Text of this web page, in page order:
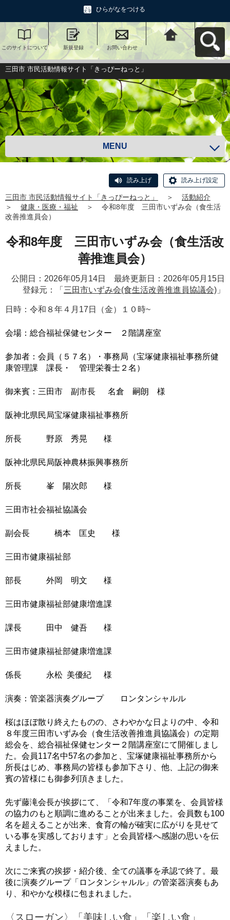
ひらがなをつける
このサイトについて 新規登録 お問い合わせ
三田市 市民活動情報
サイト「きっぴーね
っと」へ戻る
三田市 市民活動情報サイト「きっぴーねっと」
MENU
読み上げ 読み上げ設定
三田市 市民活動情報サイト「きっぴーねっと」 ＞
活動紹介
＞
健康・医療・福祉 ＞
令和8年度 三田市いずみ会（食生活
改善推進員会）
令和8年度 三田市いずみ会（食生活改
善推進員会）
公開日：2026年05月14日 最終更新日：2026年05月15日
登録元：「 三田市いずみ会(食生活改善推進員協議会) 」
日時：令和８年４月17日（金）１０時~
会場：総合福祉保健センター ２階講座室
参加者：会員（５７名）・事務局（宝塚健康福祉事務所健
康管理課 課長・ 管理栄養士２名）
御来賓：三田市 副市長 名倉 嗣朗 様
阪神北県民局宝塚健康福祉事務所
所長 野原 秀晃 様
阪神北県民局阪神農林振興事務所
所長 峯 陽次郎 様
三田市社会福祉協議会
副会長 橋本 匡史 様
三田市健康福祉部
部長 外岡 明文 様
三田市健康福祉部健康増進課
課長 田中 健吾 様
三田市健康福祉部健康増進課
係長 永松 美優紀 様
演奏：管楽器演奏グループ ロンタンシャルル
桜はほぼ散り終えたものの、さわやかな日よりの中、令和
８年度三田市いずみ会（食生活改善推進員協議会）の定期
総会を、総合福祉保健センター２階講座室にて開催しまし
た。会員117名中57名の参加と、宝塚健康福祉事務所から
所長はじめ、事務局の皆様も参加下さり、他、上記の御来
賓の皆様にも御参列頂きました。
先ず藤滝会長が挨拶にて、「令和7年度の事業を、会員皆様
の協力のもと順調に進めることが出来ました。会員数も100
名を超えることが出来、食育の輪が確実に広がりを見せて
いる事を実感しております」と会員皆様へ感謝の思いを伝
えました。
次にご来賓の挨拶・紹介後、全ての議事を承認で終了。最
後に演奏グループ「ロンタンシャルル」の管楽器演奏もあ
り、和やかな模様に包まれました。
〈スローガン〉「美味しい食」「楽しい食」